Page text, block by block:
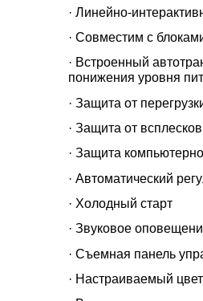
· Линейно-
· Совместим с
· Встроенный
понижения уровня
· Защита от
· Защита от
· Защита
· Автоматический
· Холодный старт
· Звуковое
· Съемная панель
· Настраиваемый